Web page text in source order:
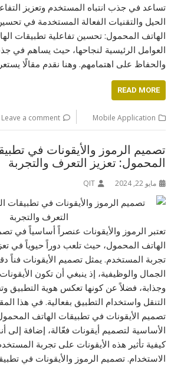
تساعد في جذب انتباه المستخدم وتعزيز
الحيل والتقنيات الفعالة المستخدمة في
الهاتف المحمول: تحسين تفاعلية تطبيقات
العوامل الرئيسية لنجاحها، حيث يساهم في
والحفاظ على اهتمامهم. وهنا نقدم مقالًا
READ MORE
Mobile Application
Leave a comment
تصميم الرموز والأيقونات في
المحمول: تعزيز التعرف والتجربة
مايو 22, 2024 QIT
تعتبر الرموز والأيقونات عنصراً أساسياً في
الهاتف المحمول، حيث تلعب دوراً حيوياً في
تجربة المستخدم. يمثل تصميم الأيقونات فناً
الجمال والوظيفية، إذ ينبغي أن تكون
وجذابة، فضلاً عن كونها تعكس هوية التطبيق
التنقل واستخدام التطبيق بفعالية. في هذا
تصميم الأيقونات في تطبيقات الهاتف
الأساسية لتصميم أيقونات فعّالة، إضافة
كيفية تأثير هذه الأيقونات على تجربة
الاستخدام. تصميم الرموز والأيقونات في